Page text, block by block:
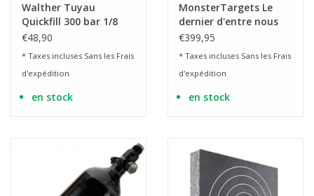
Walther Tuyau
Quickfill 300 bar 1/8
pouce pour PCP Air
Cometa
€48,90
* Taxes incluses Sans les Frais
d'expédition
en stock
MonsterTargets Le
dernier d'entre nous
Clicker Cible de
€399,95
* Taxes incluses Sans les Frais
d'expédition
en stock